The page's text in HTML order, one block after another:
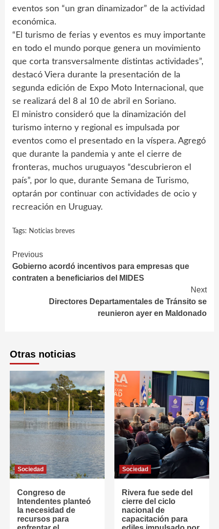
eventos son “un gran dinamizador” de la actividad
económica.
“El turismo de ferias y eventos es muy importante
en todo el mundo porque genera un movimiento
que corta transversalmente distintas actividades”,
destacó Viera durante la presentación de la
segunda edición de Expo Moto Internacional, que
se realizará del 8 al 10 de abril en Soriano.
El ministro consideró que la dinamización del
turismo interno y regional es impulsada por
eventos como el presentado en la víspera. Agregó
que durante la pandemia y ante el cierre de
fronteras, muchos uruguayos “descubrieron el
país”, por lo que, durante Semana de Turismo,
optarán por continuar con actividades de ocio y
recreación en Uruguay.
Tags: Noticias breves
Continue
Reading
Previous
Gobierno acordó incentivos para empresas que
contraten a beneficiarios del MIDES
Next
Directores Departamentales de Tránsito se
reunieron ayer en Maldonado
Otras noticias
Sociedad
Congreso de
Intendentes planteó
la necesidad de
recursos para
Sociedad
Rivera fue sede del
cierre del ciclo
nacional de
capacitación para